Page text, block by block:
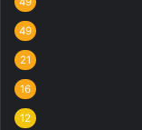
49
21
16
12